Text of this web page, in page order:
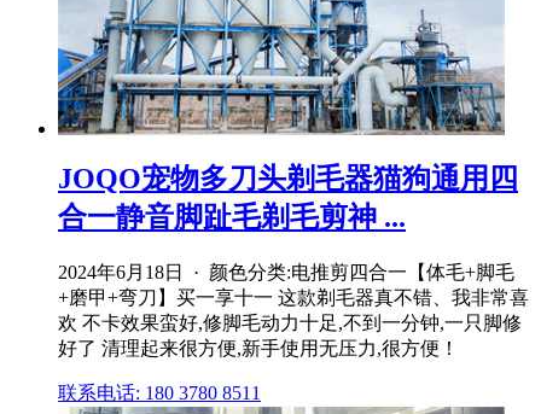
JOQO宠物多刀头剃毛器猫狗通用四
合一静音脚趾毛剃毛剪神 ...
2024年6月18日 · 颜色分类:电推剪四合一【体毛+脚毛
+磨甲+弯刀】买一享十一 这款剃毛器真不错、我非常喜
欢 不卡效果蛮好,修脚毛动力十足,不到一分钟,一只脚修
好了 清理起来很方便,新手使用无压力,很方便！
联系电话: 180 3780 8511